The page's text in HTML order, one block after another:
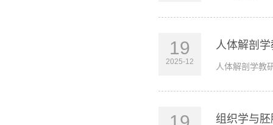
19
2025-12
人体解剖
人体解剖学教
组织学与